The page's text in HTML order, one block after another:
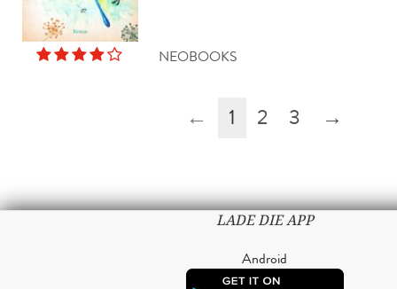
NEOBOOKS
← 1 2 3 →
LADE DIE APP
Android